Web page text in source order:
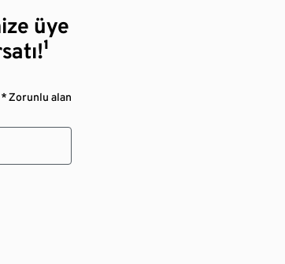
üye
* Zorunlu alan